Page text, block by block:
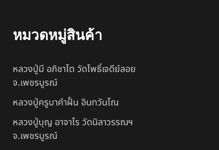
หมวดหมู่สินค้า
หลวงปู่มี อภิชาโต วัดโพธิ์เจดีย์ลอย
จ.เพชรบูรณ์
หลวงปู่ครูบาคำฝั้น อินทวันโณ
หลวงปู่บุญ อาจาโร วัดนิลาวรรณฯ
จ.เพชรบูรณ์